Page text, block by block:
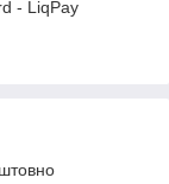
- LiqPay